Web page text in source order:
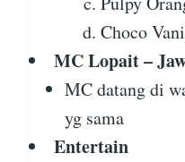
Choco
MC Lopait –
MC datang di
yg sama
Entertain